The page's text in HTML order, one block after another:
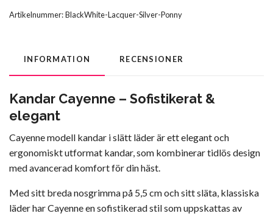
Artikelnummer:BlackWhite-Lacquer-Silver-Ponny
INFORMATION RECENSIONER
Kandar Cayenne – Sofistikerat &
elegant
Cayenne modell kandar i slätt läder är ett elegant och
ergonomiskt utformat kandar, som kombinerar tidlös design
med avancerad komfort för din häst.
Med sitt breda nosgrimma på 5,5 cm och sitt släta, klassiska
läder har Cayenne en sofistikerad stil som uppskattas av